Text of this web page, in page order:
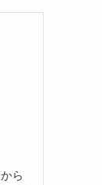
ら